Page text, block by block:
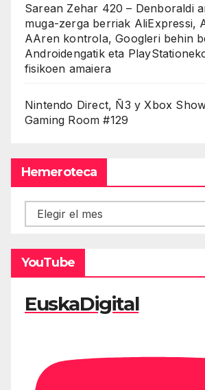
Sarean Zehar 420 – Denboraldi
muga-zerga berriak AliExpressi,
AAren kontrola, Googleri behin
Androidengatik eta
fisikoen amaiera
Nintendo Direct, Ñ3 y Xbox
Gaming Room #129
Hemeroteca
Hemeroteca
YouTube
EuskaDigital